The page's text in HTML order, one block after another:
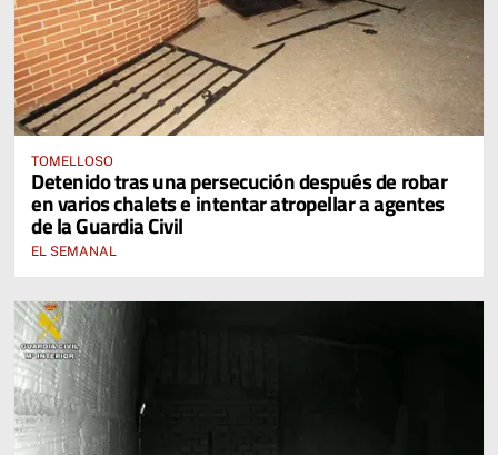
TOMELLOSO
Detenido tras una persecución después de robar
en varios chalets e intentar atropellar a agentes
de la Guardia Civil
EL SEMANAL